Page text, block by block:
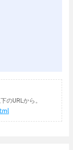
のURLから。